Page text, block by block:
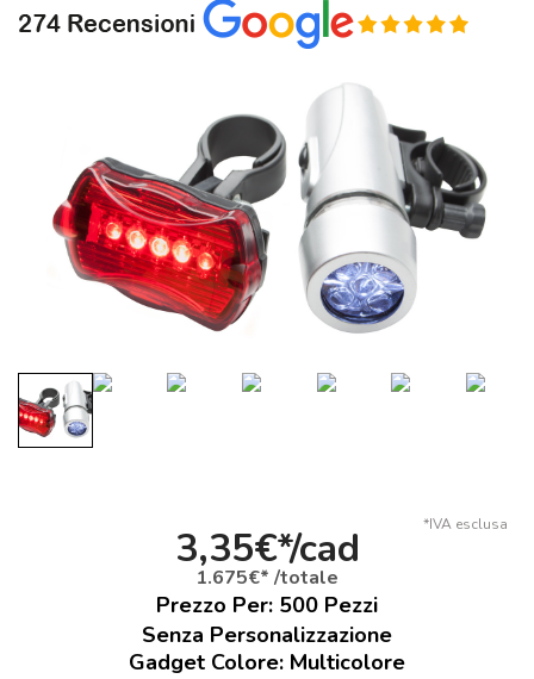
*IVA esclusa
3,35€*/cad
1.675€* /totale
Prezzo Per: 500 Pezzi
Senza Personalizzazione
Gadget Colore: Multicolore